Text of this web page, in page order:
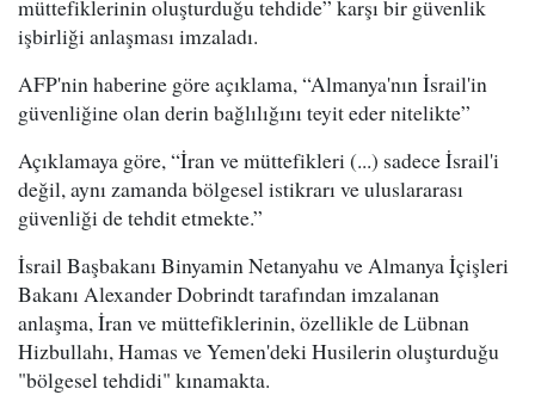
müttefiklerinin oluşturduğu tehdide” karşı bir güvenlik
işbirliği anlaşması imzaladı.
AFP'nin haberine göre açıklama, “Almanya'nın İsrail'in
güvenliğine olan derin bağlılığını teyit eder nitelikte”
Açıklamaya göre, “İran ve müttefikleri (...) sadece İsrail'i
değil, aynı zamanda bölgesel istikrarı ve uluslararası
güvenliği de tehdit etmekte.”
İsrail Başbakanı Binyamin Netanyahu ve Almanya İçişleri
Bakanı Alexander Dobrindt tarafından imzalanan
anlaşma, İran ve müttefiklerinin, özellikle de Lübnan
Hizbullahı, Hamas ve Yemen'deki Husilerin oluşturduğu
"bölgesel tehdidi" kınamakta.